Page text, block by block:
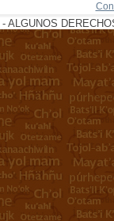
ALGUNOS